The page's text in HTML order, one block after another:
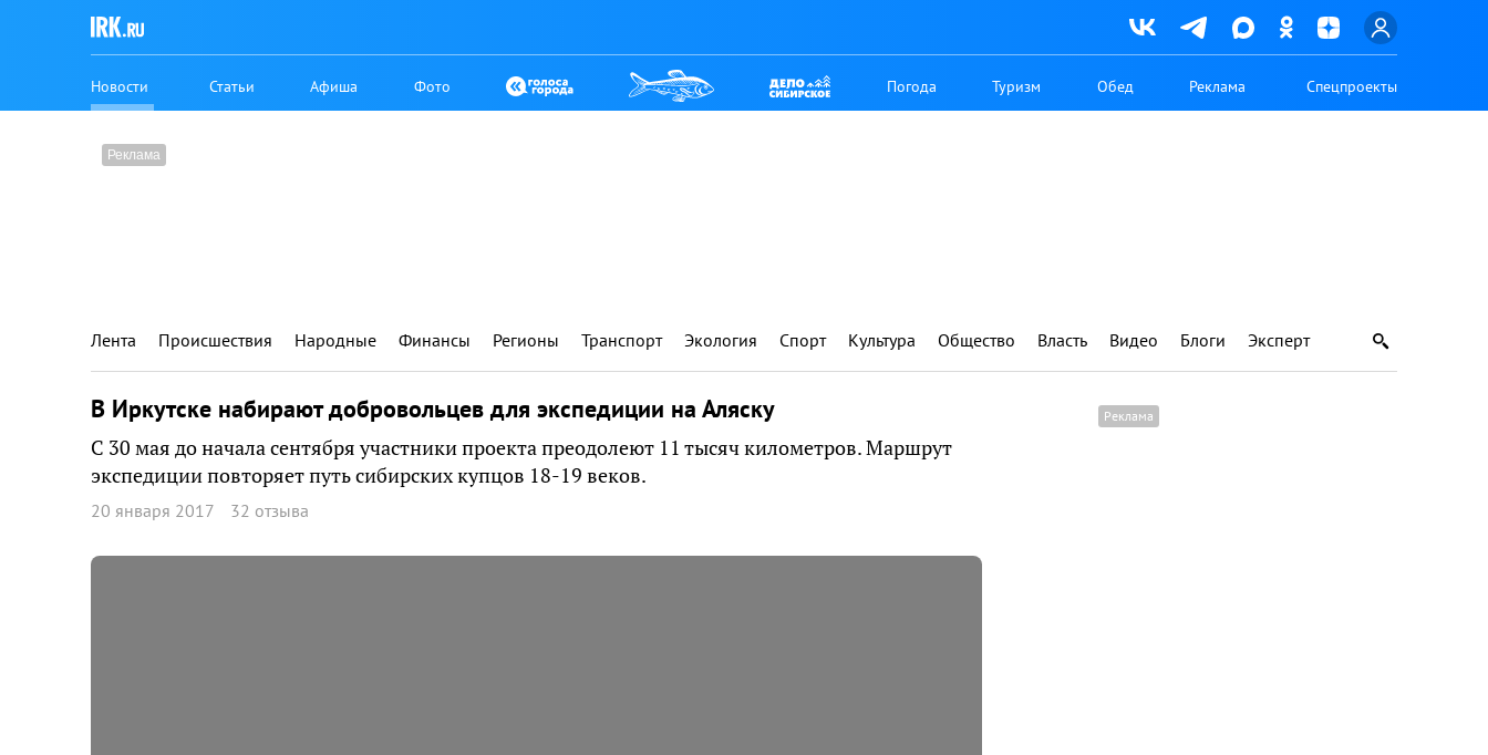
Новости Статьи Афиша Фото Погода Туризм Обед Реклама Спецпроекты
Лента Происшествия Народные Финансы Регионы Транспорт Экология Спорт Культура Общество Власть Видео Блоги Эксперт
В Иркутске набирают добровольцев для экспедиции на Аляску
С 30 мая до начала сентября участники проекта преодолеют 11 тысяч километров. Маршрут
экспедиции повторяет путь сибирских купцов 18-19 веков.
20 января 2017 32 отзыва